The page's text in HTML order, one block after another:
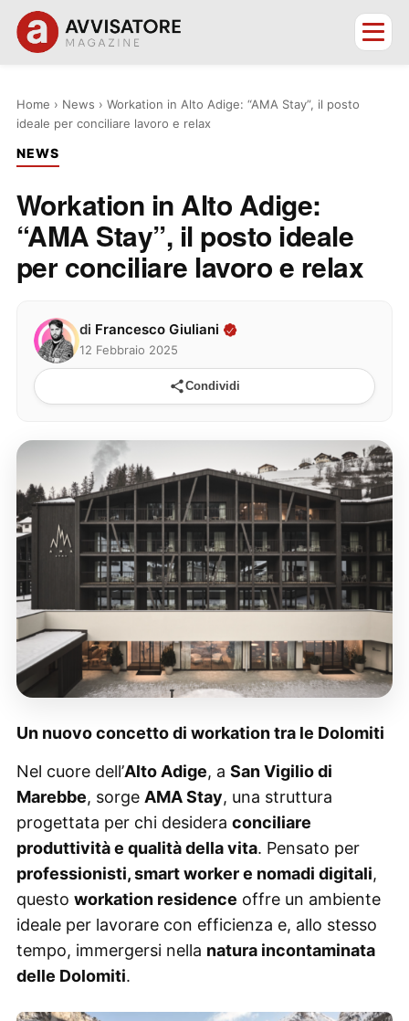
Home › News › Workation in Alto Adige: “AMA Stay”, il posto
ideale per conciliare lavoro e relax
NEWS
Workation in Alto Adige:
“AMA Stay”, il posto ideale
per conciliare lavoro e relax
di Francesco Giuliani
12 Febbraio 2025
Condividi
Un nuovo concetto di workation tra le Dolomiti
Nel cuore dell’Alto Adige, a San Vigilio di
Marebbe, sorge AMA Stay, una struttura
progettata per chi desidera conciliare
produttività e qualità della vita. Pensato per
professionisti, smart worker e nomadi digitali,
questo workation residence offre un ambiente
ideale per lavorare con efficienza e, allo stesso
tempo, immergersi nella natura incontaminata
delle Dolomiti.